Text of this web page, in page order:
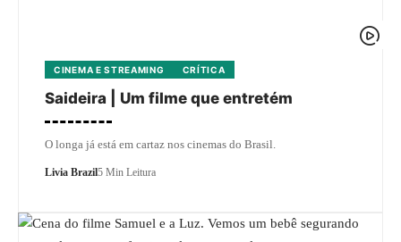
CINEMA E STREAMING CRÍTICA
Saideira | Um filme que entretém
O longa já está em cartaz nos cinemas do Brasil.
Livia Brazil5 Min Leitura